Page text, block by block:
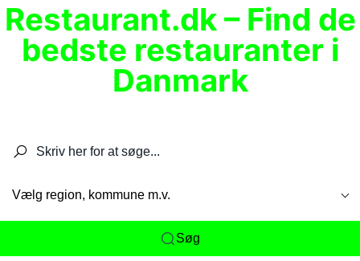
Restaurant.dk – Find de
bedste restauranter i
Danmark
Vælg region, kommune m.v.
Søg